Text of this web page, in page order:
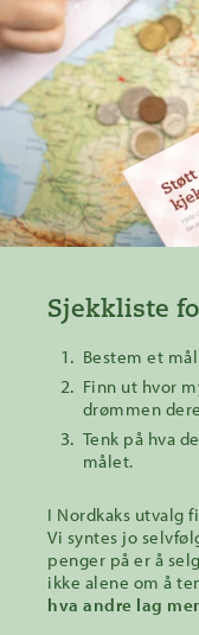
Sjekkliste
Bestem et
Finn ut hvor
drømmen
Tenk på hva
målet.
I Nordkaks utvalg
Vi syntes jo
penger på er å
ikke alene om å
hva andre lag